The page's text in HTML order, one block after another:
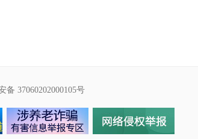
备 37060202000105号